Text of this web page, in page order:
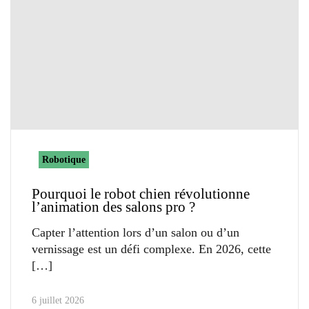
Robotique
Pourquoi le robot chien révolutionne
l’animation des salons pro ?
Capter l’attention lors d’un salon ou d’un
vernissage est un défi complexe. En 2026, cette
6 juillet 2026